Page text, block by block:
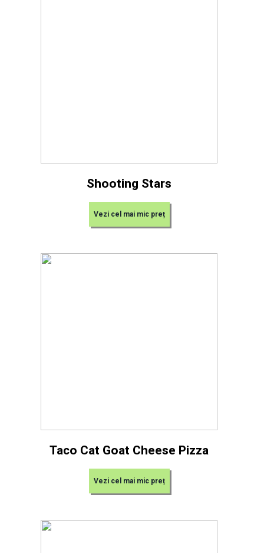
Shooting Stars
Vezi cel mai mic preț
Taco Cat Goat Cheese Pizza
Vezi cel mai mic preț